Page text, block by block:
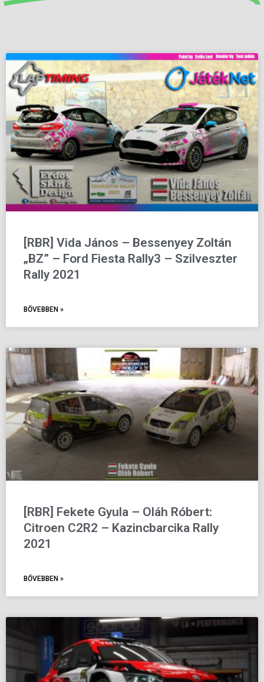
[RBR] Vida János – Bessenyey Zoltán
„BZ” – Ford Fiesta Rally3 – Szilveszter
Rally 2021
BŐVEBBEN »
[RBR] Fekete Gyula – Oláh Róbert:
Citroen C2R2 – Kazincbarcika Rally
2021
BŐVEBBEN »